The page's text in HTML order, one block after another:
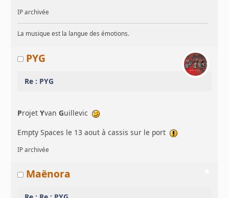
IP archivée
La musique est la langue des émotions.
PYG
Re : PYG
ProjetYvan Guillevic
Empty Spaces le 13 aout à cassis sur le port
IP archivée
Maënora